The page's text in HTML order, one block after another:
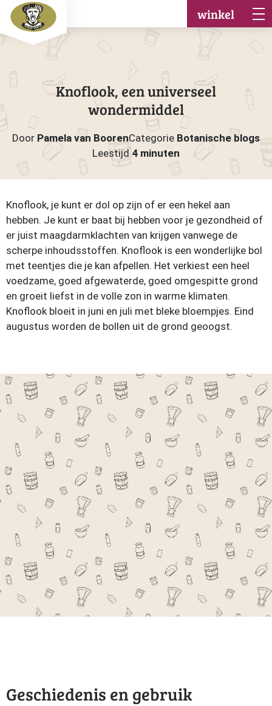
winkel
Knoflook, een universeel
wondermiddel
Door Pamela van BoorenCategorie Botanische blogs
Leestijd4 minuten
Knoflook, je kunt er dol op zijn of er een hekel aan
hebben. Je kunt er baat bij hebben voor je gezondheid of
er juist maagdarmklachten van krijgen vanwege de
scherpe inhoudsstoffen. Knoflook is een wonderlijke bol
met teentjes die je kan afpellen. Het verkiest een heel
voedzame, goed afgewaterde, goed omgespitte grond
en groeit liefst in de volle zon in warme klimaten.
Knoflook bloeit in juni en juli met bleke bloempjes. Eind
augustus worden de bollen uit de grond geoogst.
Geschiedenis en gebruik